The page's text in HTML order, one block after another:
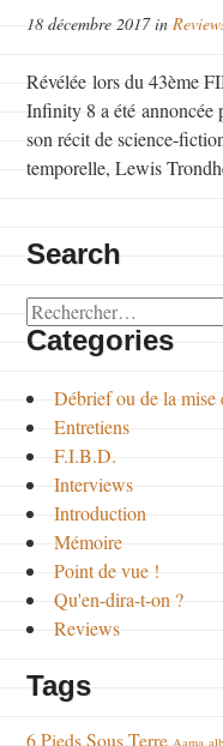
18 décembre 2017 in
Révélée lors du 43ème
Infinity 8 a été annoncée
son récit de science-
temporelle, Lewis
Search
Rechercher :
Categories
Débrief ou de la
Entretiens
F.I.B.D.
Interviews
Introduction
Mémoire
Point de vue !
Qu'en-dira-t-on ?
Reviews
Tags
6 Pieds Sous Terre Aama